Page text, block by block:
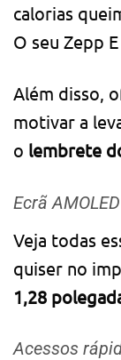
calorias
O seu Zepp
Além disso,
motivar a
o lembrete
Ecrã
Veja todas
quiser no
1,28
Acessos